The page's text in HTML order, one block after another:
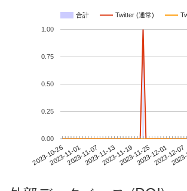
合計 Twitter (通常)
2023-10-262023-11-012023-11-072023-11-132023-11-192023-11-252023-12-012023-12-07
0.00
0.25
0.50
0.75
1.00